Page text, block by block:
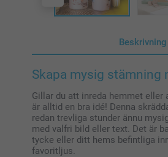
Beskrivning
Skapa mysig stämning
Gillar du att inreda hemmet eller
är alltid en bra idé! Denna
redan trevliga stunder ännu
med valfri bild eller text. Det är
tycke eller ditt hems befintliga
favoritljus.